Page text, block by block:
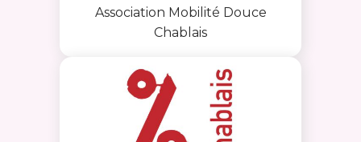
Association Mobilité Douce
Chablais